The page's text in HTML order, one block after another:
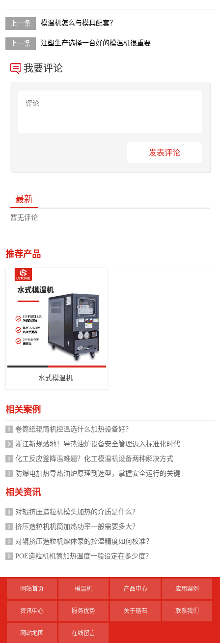
模温机怎么与模具配套？
注塑生产选择一台好的模温机很重要
我要评论
发表评论
最新
暂无评论
推荐产品
水式模温机
相关案例
卷筒纸辊筒机控温选什么加热设备好？
化工反应釜降温难题？化工模温机设备两种解决方式
防爆电加热导热油炉原理到选型，掌握安全运行的关键
相关资讯
对辊挤压造粒机模头加热的介质是什么？
挤压造粒机机筒加热功率一般需要多大？
对辊挤压造粒机熔体泵的控温精度如何校准？
POE造粒机机筒加热温度一般设定在多少度？
网站首页 模温机 产品中心 应用案例
资讯中心 服务优势 关于珞石 联系我们
网站地图 在线留言